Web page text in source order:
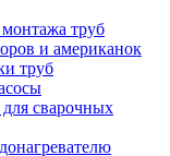
труб
и американок
труб
сварочных